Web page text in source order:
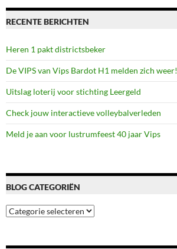
RECENTE BERICHTEN
Heren 1 pakt districtsbeker
De VIPS van Vips Bardot H1 melden zich weer!
Uitslag loterij voor stichting Leergeld
Check jouw interactieve volleybalverleden
Meld je aan voor lustrumfeest 40 jaar Vips
BLOG CATEGORIËN
Blog
categoriën